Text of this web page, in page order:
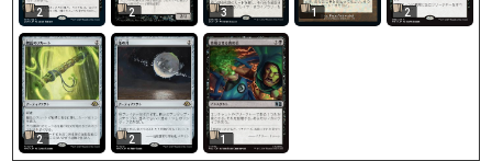
2 2 3 1 2
2 2 1